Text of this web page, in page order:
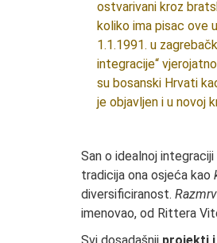
ostvarivani kroz
koliko ima pisac ove
1.1.1991. u
integracije“
su bosanski Hrvati
je objavljen i u novoj
San o idealnoj
tradicija ona osjeća kao
diversificiranost.
imenovao, od Rittera
Svi dosadašnji projekti